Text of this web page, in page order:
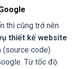
thì cũng trở nên
thiết kế website
(source code)
Từ tốc độ